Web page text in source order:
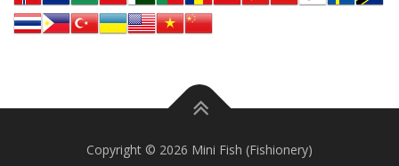
Copyright © 2026 Mini Fish (Fishionery)